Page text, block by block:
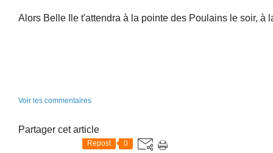
Alors Belle Ile t'attendra à la pointe des Poulains le soir, à
Voir les commentaires
Partager cet article
Repost 0